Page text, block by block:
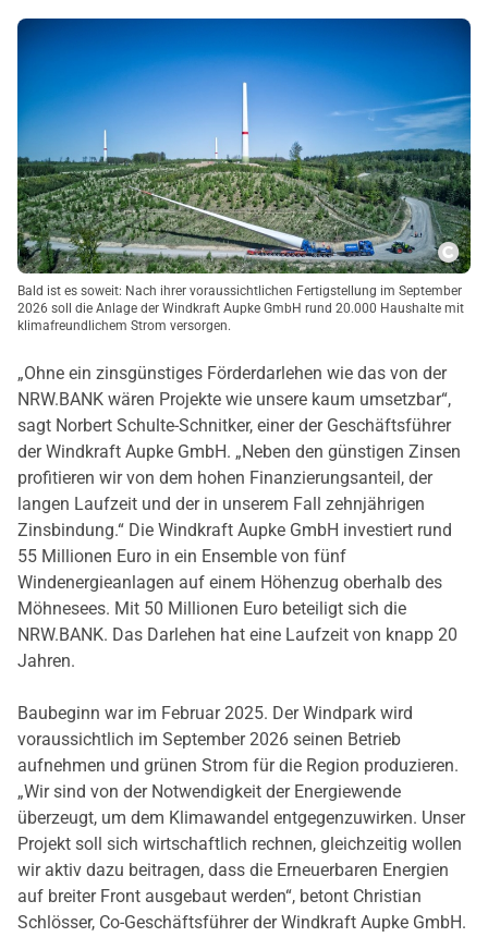
Bald ist es soweit: Nach ihrer voraussichtlichen Fertigstellung im September
2026 soll die Anlage der Windkraft Aupke GmbH rund 20.000 Haushalte mit
klimafreundlichem Strom versorgen.
„Ohne ein zinsgünstiges Förderdarlehen wie das von der
NRW.BANK wären Projekte wie unsere kaum umsetzbar“,
sagt Norbert Schulte-Schnitker, einer der Geschäftsführer
der Windkraft Aupke GmbH. „Neben den günstigen Zinsen
profitieren wir von dem hohen Finanzierungsanteil, der
langen Laufzeit und der in unserem Fall zehnjährigen
Zinsbindung.“ Die Windkraft Aupke GmbH investiert rund
55 Millionen Euro in ein Ensemble von fünf
Windenergieanlagen auf einem Höhenzug oberhalb des
Möhnesees. Mit 50 Millionen Euro beteiligt sich die
NRW.BANK. Das Darlehen hat eine Laufzeit von knapp 20
Jahren.
Baubeginn war im Februar 2025. Der Windpark wird
voraussichtlich im September 2026 seinen Betrieb
aufnehmen und grünen Strom für die Region produzieren.
„Wir sind von der Notwendigkeit der Energiewende
überzeugt, um dem Klimawandel entgegenzuwirken. Unser
Projekt soll sich wirtschaftlich rechnen, gleichzeitig wollen
wir aktiv dazu beitragen, dass die Erneuerbaren Energien
auf breiter Front ausgebaut werden“, betont Christian
Schlösser, Co-Geschäftsführer der Windkraft Aupke GmbH.